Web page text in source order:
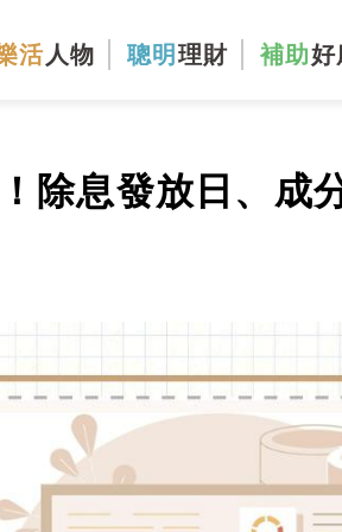
活 人物 聰明 理財 補助好
除息發放日、成